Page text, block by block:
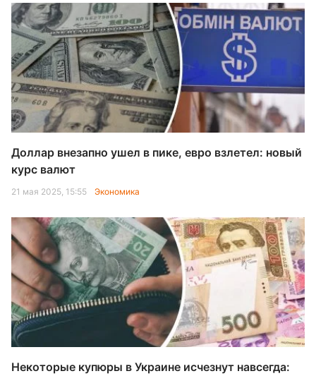
Доллар внезапно ушел в пике, евро взлетел: новый
курс валют
21 мая 2025, 15:55 Экономика
Некоторые купюры в Украине исчезнут навсегда: